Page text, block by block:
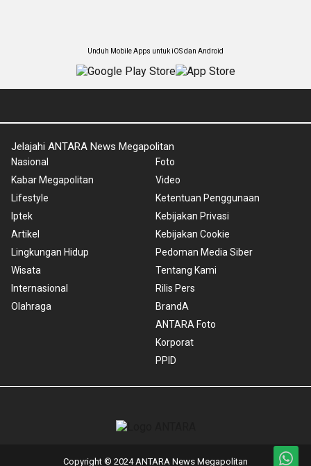
Unduh Mobile Apps untuk iOS dan Android
Jelajahi ANTARA News Megapolitan
Nasional
Kabar Megapolitan
Lifestyle
Iptek
Artikel
Lingkungan Hidup
Wisata
Internasional
Olahraga
Foto
Video
Ketentuan Penggunaan
Kebijakan Privasi
Kebijakan Cookie
Pedoman Media Siber
Tentang Kami
Rilis Pers
BrandA
ANTARA Foto
Korporat
PPID
Copyright © 2024 ANTARA News Megapolitan